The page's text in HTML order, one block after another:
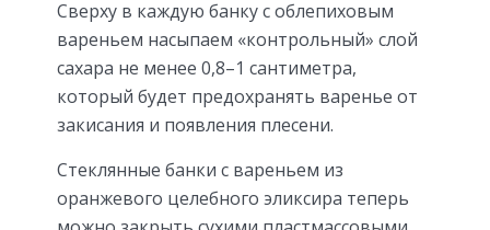
Сверху в каждую банку с облепиховым
вареньем насыпаем «контрольный» слой
сахара не менее 0,8–1 сантиметра,
который будет предохранять варенье от
закисания и появления плесени.
Стеклянные банки с вареньем из
оранжевого целебного эликсира теперь